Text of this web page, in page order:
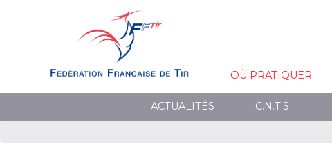
OÙ PRATIQUER
ACTUALITÉS C.N.T.S.